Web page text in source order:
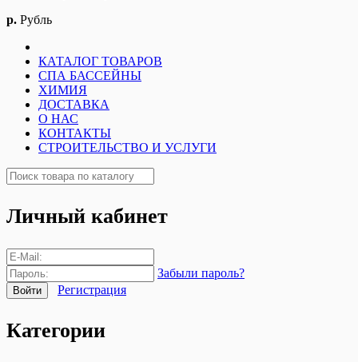
р. Рубль
КАТАЛОГ ТОВАРОВ
СПА БАССЕЙНЫ
ХИМИЯ
ДОСТАВКА
О НАС
КОНТАКТЫ
СТРОИТЕЛЬСТВО И УСЛУГИ
Личный кабинет
Забыли пароль?
Регистрация
Категории